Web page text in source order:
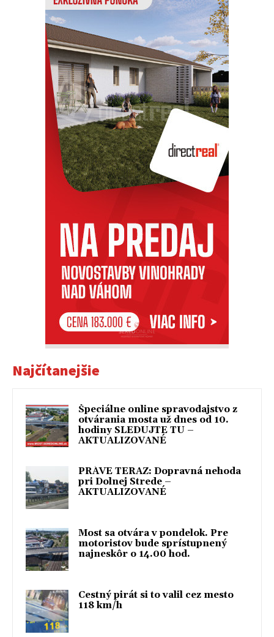
Najčítanejšie
Špeciálne online spravodajstvo z
otvárania mosta už dnes od 10.
hodiny SLEDUJTE TU –
AKTUALIZOVANÉ
PRÁVE TERAZ: Dopravná nehoda
pri Dolnej Strede –
AKTUALIZOVANÉ
Most sa otvára v pondelok. Pre
motoristov bude sprístupnený
najneskôr o 14.00 hod.
Cestný pirát si to valil cez mesto
118 km/h